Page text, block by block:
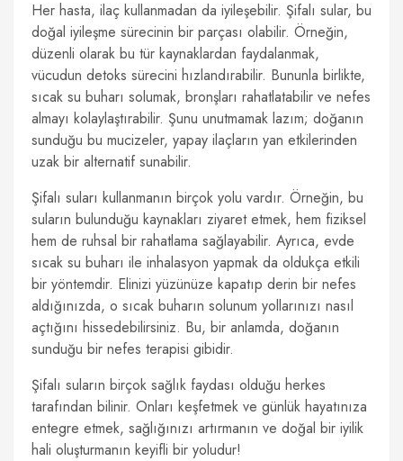
Her hasta, ilaç kullanmadan da iyileşebilir. Şifalı sular, bu
doğal iyileşme sürecinin bir parçası olabilir. Örneğin,
düzenli olarak bu tür kaynaklardan faydalanmak,
vücudun detoks sürecini hızlandırabilir. Bununla birlikte,
sıcak su buharı solumak, bronşları rahatlatabilir ve nefes
almayı kolaylaştırabilir. Şunu unutmamak lazım; doğanın
sunduğu bu mucizeler, yapay ilaçların yan etkilerinden
uzak bir alternatif sunabilir.
Şifalı suları kullanmanın birçok yolu vardır. Örneğin, bu
suların bulunduğu kaynakları ziyaret etmek, hem fiziksel
hem de ruhsal bir rahatlama sağlayabilir. Ayrıca, evde
sıcak su buharı ile inhalasyon yapmak da oldukça etkili
bir yöntemdir. Elinizi yüzünüze kapatıp derin bir nefes
aldığınızda, o sıcak buharın solunum yollarınızı nasıl
açtığını hissedebilirsiniz. Bu, bir anlamda, doğanın
sunduğu bir nefes terapisi gibidir.
Şifalı suların birçok sağlık faydası olduğu herkes
tarafından bilinir. Onları keşfetmek ve günlük hayatınıza
entegre etmek, sağlığınızı artırmanın ve doğal bir iyilik
hali oluşturmanın keyifli bir yoludur!